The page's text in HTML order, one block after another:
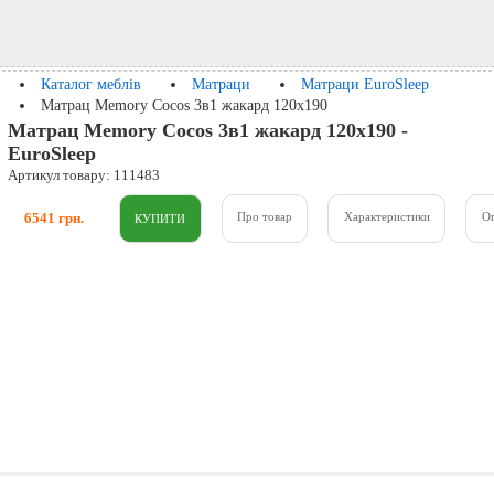
Каталог меблів Матраци
Матраци EuroSleep
Матрац Memory Cocos 3в1 жакард 120x190
Матрац Memory Cocos 3в1 жакард 120x190 -
EuroSleep
Артикул товару: 111483
6541 грн. Про товар Характеристики